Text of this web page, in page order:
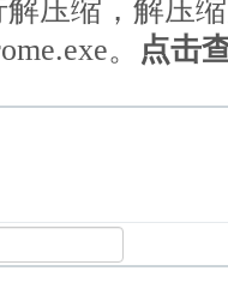
解压缩，解压
。
点击